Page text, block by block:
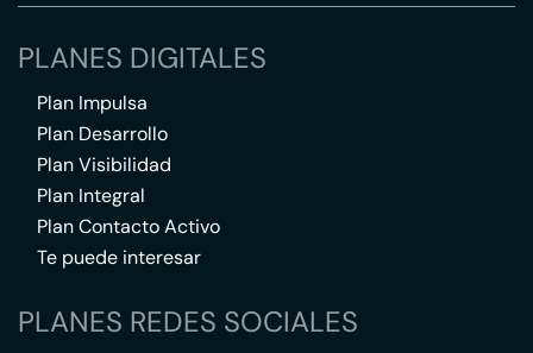
PLANES DIGITALES
Plan Impulsa
Plan Desarrollo
Plan Visibilidad
Plan Integral
Plan Contacto Activo
Te puede interesar
PLANES REDES SOCIALES